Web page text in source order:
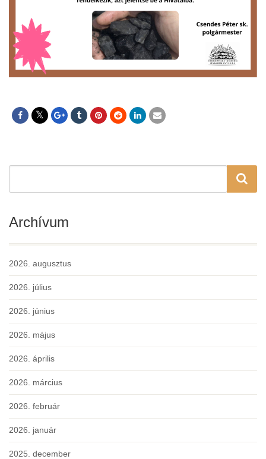
Archívum
2026. augusztus
2026. július
2026. június
2026. május
2026. április
2026. március
2026. február
2026. január
2025. december